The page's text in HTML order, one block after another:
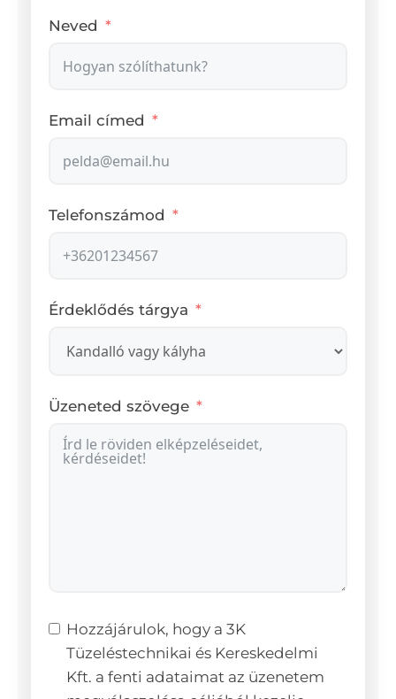
Neved
Email címed
Telefonszámod
Érdeklődés tárgya
Üzeneted szövege
Hozzájárulok, hogy a 3K
Tüzeléstechnikai és Kereskedelmi
Kft. a fenti adataimat az üzenetem